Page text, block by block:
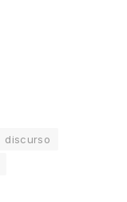
discurso